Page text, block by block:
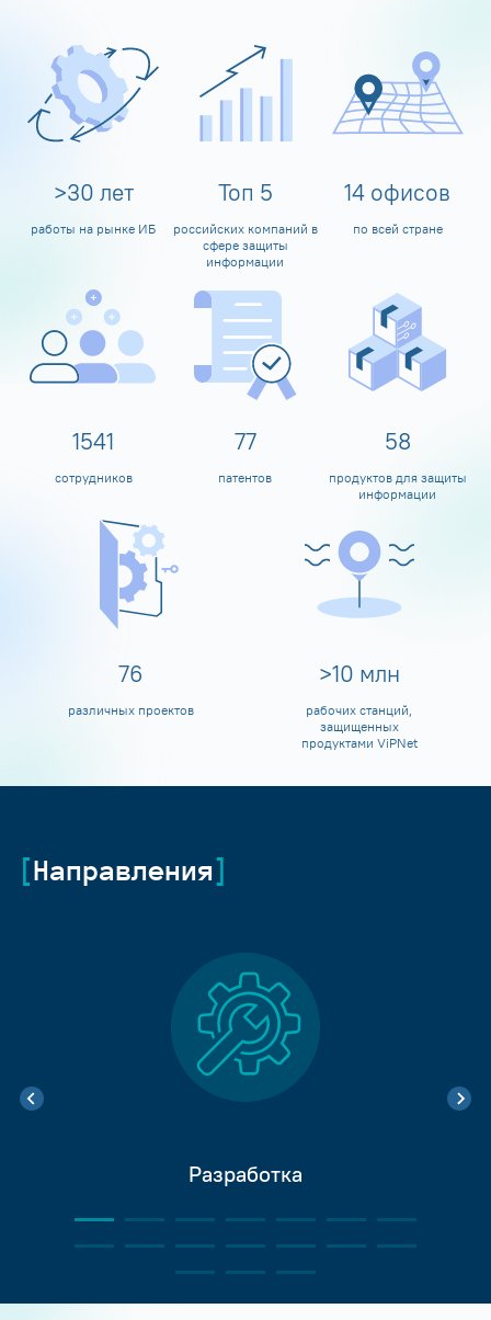
>30 лет
работы на рынке ИБ
Топ 5
российских компаний в
сфере защиты
информации
14 офисов
по всей стране
1600
сотрудников
80
патентов
60
продуктов для защиты
информации
80
различных проектов
>10 млн
рабочих станций,
защищенных
продуктами ViPNet
Направления
Разработка